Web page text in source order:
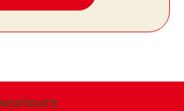
INSPÍRATE